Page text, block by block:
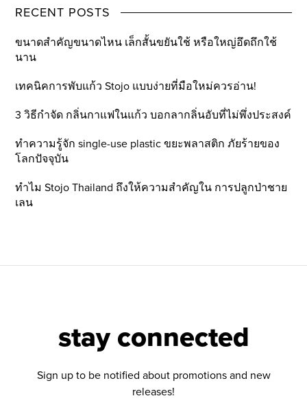
RECENT POSTS
ขนาดสำคัญขนาดไหน เล็กสั้นขยันใช้ หรือใหญ่อึดถึกใช้
นาน
เทคนิคการพับแก้ว Stojo แบบง่ายที่มือใหม่ควรอ่าน!
3 วิธีกำจัด กลิ่นกาแฟในแก้ว บอกลากลิ่นอับที่ไม่พึ่งประสงค์
ทำความรู้จัก single-use plastic ขยะพลาสติก ภัยร้ายของ
โลกปัจจุบัน
ทำไม Stojo Thailand ถึงให้ความสำคัญใน การปลูกป่าชาย
เลน
stay connected
Sign up to be notified about promotions and new
releases!